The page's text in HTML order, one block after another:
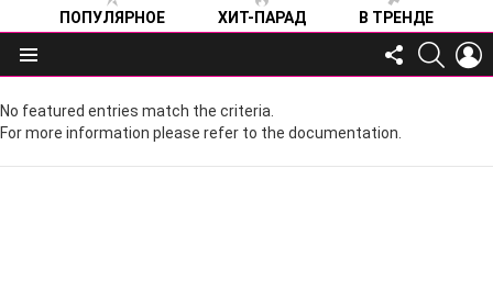
ПОПУЛЯРНОЕ ХИТ-ПАРАД В ТРЕНДЕ
Меню
FOLLOW
US
No featured entries match the criteria.
For more information please refer to the documentation.